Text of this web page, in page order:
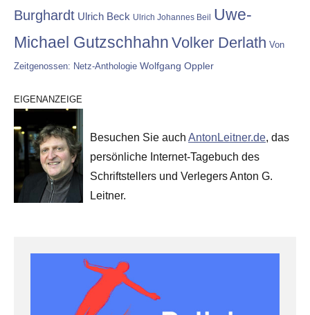
Burghardt Ulrich Beck Ulrich Johannes Beil
Uwe-
Michael Gutzschhahn Volker Derlath Von
Zeitgenossen: Netz-Anthologie Wolfgang Oppler
EIGENANZEIGE
Besuchen Sie auch AntonLeitner.de, das
persönliche Internet-Tagebuch des
Schriftstellers und Verlegers Anton G.
Leitner.